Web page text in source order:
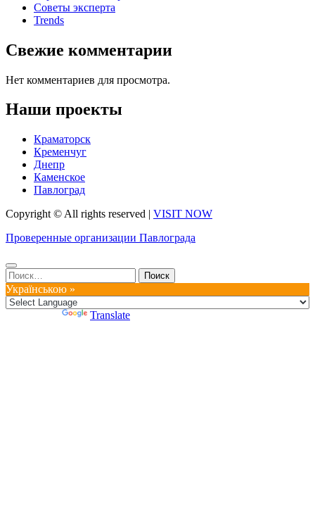
Советы эксперта
Trends
Свежие комментарии
Нет комментариев для просмотра.
Наши проекты
Краматорск
Кременчуг
Днепр
Каменское
Павлоград
Copyright © All rights reserved | VISIT NOW
Проверенные организации Павлограда
Найти:
Українською »
Translate